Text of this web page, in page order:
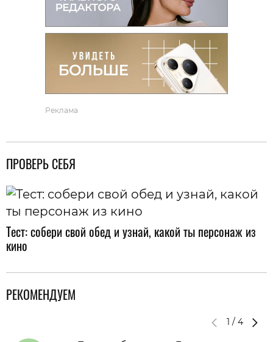
Реклама
ПРОВЕРЬ СЕБЯ
Тест: собери свой обед и узнай, какой ты персонаж из
кино
РЕКОМЕНДУЕМ
1 / 4